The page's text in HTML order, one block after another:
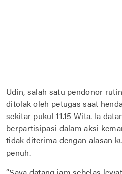
Udin, salah satu pendonor
ditolak oleh petugas saat
sekitar pukul 11.15 Wita. Ia
berpartisipasi dalam aksi
tidak diterima dengan alasan
penuh.